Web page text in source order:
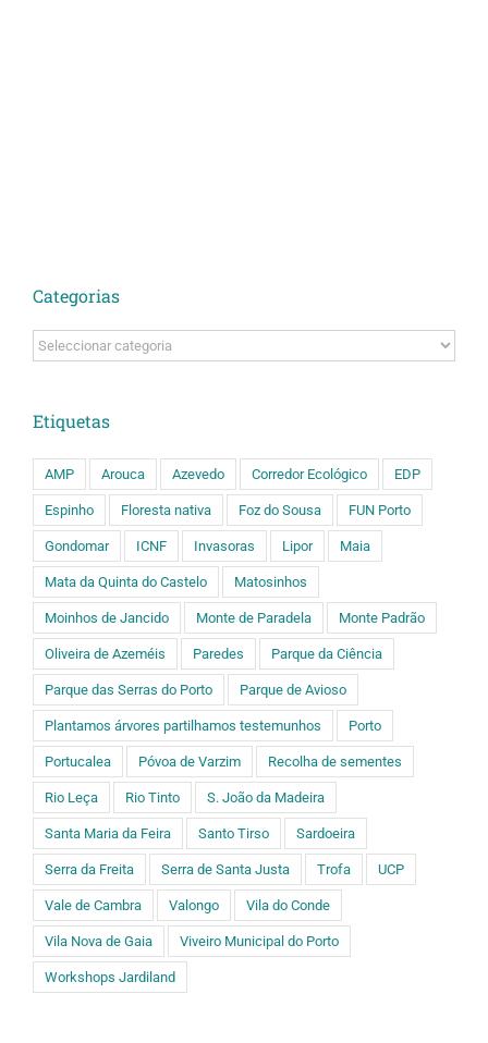
Categorias
Categorias
Etiquetas
AMP Arouca Azevedo Corredor Ecológico EDP
Espinho Floresta nativa Foz do Sousa FUN Porto
Gondomar ICNF Invasoras Lipor Maia
Mata da Quinta do Castelo Matosinhos
Moinhos de Jancido Monte de Paradela Monte Padrão
Oliveira de Azeméis Paredes Parque da Ciência
Parque das Serras do Porto Parque de Avioso
Plantamos árvores partilhamos testemunhos Porto
Portucalea Póvoa de Varzim Recolha de sementes
Rio Leça Rio Tinto S. João da Madeira
Santa Maria da Feira Santo Tirso Sardoeira
Serra da Freita Serra de Santa Justa Trofa UCP
Vale de Cambra Valongo Vila do Conde
Vila Nova de Gaia Viveiro Municipal do Porto
Workshops Jardiland